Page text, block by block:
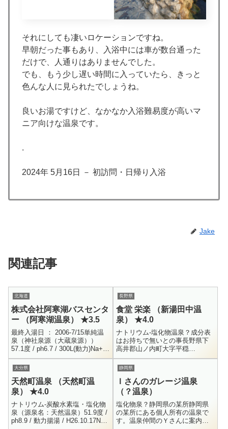
それにしても凄いロケーションですね。
早朝だった事もあり、入浴中には車が数台通った
だけで、人通りはありませんでした。
でも、もう少し遅い時間に入っていたら、きっと
色んな人に見られたでしょうね。
良いお湯ですけど、なかなか入浴難易度が高いマ
ニア向けな温泉です。
.
2024年 5月16日 － 初訪問・日帰り入浴
Jake
関連記事
北海道
株式会社阿寒湖バスセンタ
ー （阿寒湖温泉） ★3.5
最終入湯日 ： 2006-7/15単純温
泉（神社泉源（大蔵泉源））
57.1度 / ph6.7 / 300L(動力)Na+ =
83.9 / K+ = 8.2 / Mg++ = 1...
長野県
食堂 栄楽 （新湯田中温
泉） ★4.0
ナトリウム-塩化物温泉？成分表
はお持ちで無いとの事長野県下
高井郡山ノ内町大字平穏
32840269-33-2262内湯 × 1食事
をすれば無料10:00 - 20:30 （食
堂営業時...
大分県
天然町温泉 （天然町温
泉） ★4.0
ナトリウム-炭酸水素塩・塩化物
泉（源泉名：天然温泉）51.9度 /
ph8.9 / 動力揚湯 / H26.10.17Na+
静岡県
Ｉさんのガレージ温泉
（？温泉）
塩化物泉？静岡県の某所静岡県
の某所にある個人所有の温泉で
す。温泉仲間のＹさんに案内し